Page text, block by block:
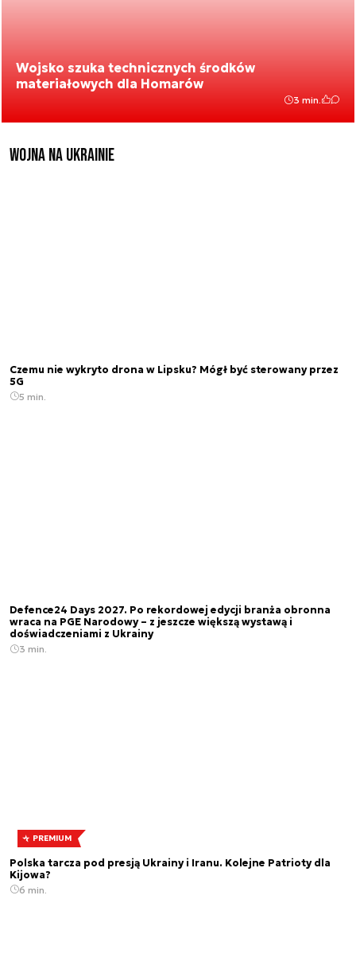
Wojsko szuka technicznych środków
materiałowych dla Homarów
3 min.
Wojna na Ukrainie
Czemu nie wykryto drona w Lipsku? Mógł być sterowany przez
5G
5 min.
Defence24 Days 2027. Po rekordowej edycji branża obronna
wraca na PGE Narodowy – z jeszcze większą wystawą i
doświadczeniami z Ukrainy
3 min.
PREMIUM
Polska tarcza pod presją Ukrainy i Iranu. Kolejne Patrioty dla
Kijowa?
6 min.